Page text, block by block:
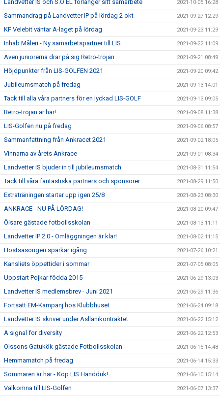
Landvetter IS och S.O EL förlänger sitt samarbete 2021-10-05 16:28
Sammandrag på Landvetter IP på lördag 2 okt 2021-09-27 12:29
KF Velebit väntar A-laget på lördag 2021-09-23 11:29
Inhab Måleri - Ny samarbetspartner till LIS 2021-09-22 11:09
Även juniorerna drar på sig Retro-tröjan 2021-09-21 08:49
Höjdpunkter från LIS-GOLFEN 2021 2021-09-20 09:42
Jubileumsmatch på fredag 2021-09-13 14:01
Tack till alla våra partners för en lyckad LIS-GOLF 2021-09-13 09:05
Retro-tröjan är här! 2021-09-08 11:38
LIS-Golfen nu på fredag 2021-09-06 08:57
Sammanfattning från Ankracet 2021 2021-09-02 18:05
Vinnarna av årets Ankrace 2021-09-01 08:34
Landvetter IS bjuder in till jubileumsmatch 2021-08-31 11:54
Tack till våra fantastiska partners och sponsorer 2021-08-29 11:50
Extraträningen startar upp igen 25/8 2021-08-23 08:30
ANKRACE - NU PÅ LÖRDAG! 2021-08-20 09:47
Öisare gästade fotbollsskolan 2021-08-13 11:11
Landvetter IP 2.0 - Omläggningen är klar! 2021-08-02 11:15
Höstsäsongen sparkar igång 2021-07-26 10:21
Kansliets öppettider i sommar 2021-07-05 08:05
Uppstart Pojkar födda 2015 2021-06-29 13:03
Landvetter IS medlemsbrev - Juni 2021 2021-06-29 11:36
Fortsatt EM-Kampanj hos Klubbhuset 2021-06-24 09:18
Landvetter IS skriver under Asllanikontraktet 2021-06-22 15:12
A signal for diversity 2021-06-22 12:53
Olssons Gatukök gästade Fotbollsskolan 2021-06-15 14:48
Hemmamatch på fredag 2021-06-14 15:33
Sommaren är här - Köp LIS Handduk! 2021-06-10 15:14
Välkomna till LIS-Golfen 2021-06-07 13:37